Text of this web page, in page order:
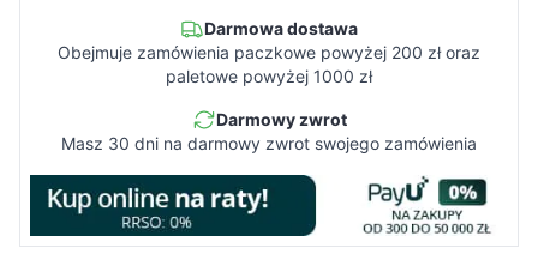
Darmowa dostawa
Obejmuje zamówienia paczkowe powyżej 200 zł oraz
paletowe powyżej 1000 zł
Darmowy zwrot
Masz 30 dni na darmowy zwrot swojego zamówienia